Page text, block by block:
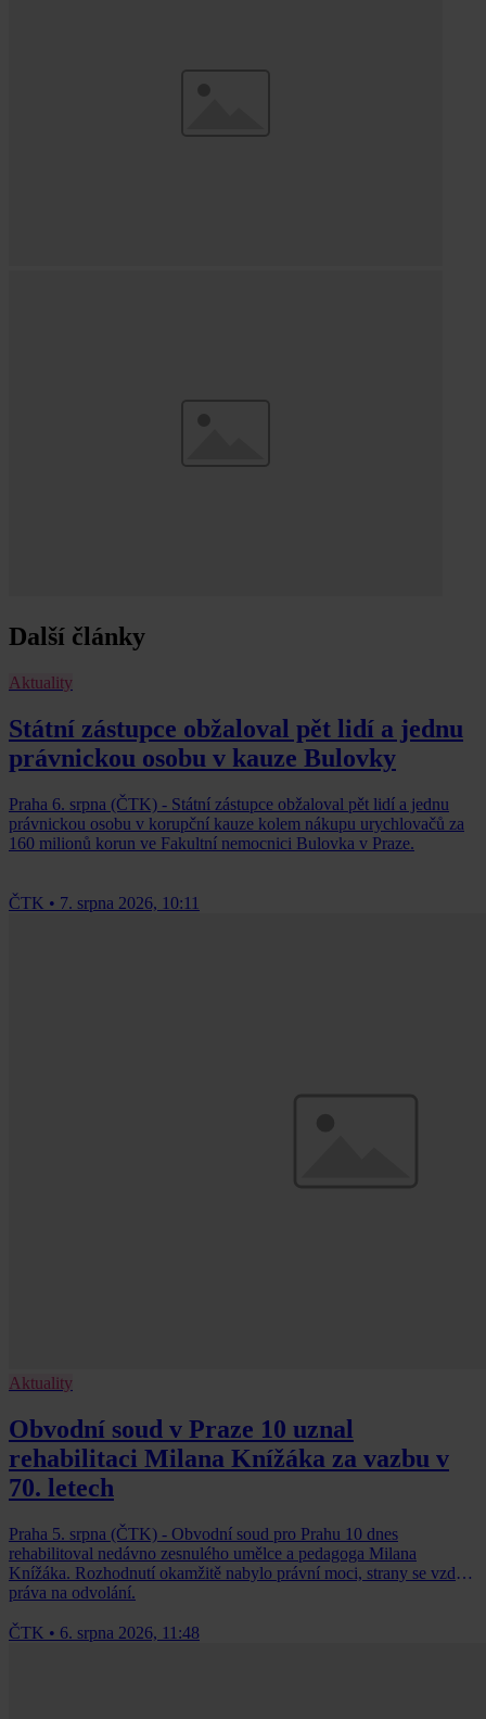
Další články
Aktuality
Státní zástupce obžaloval pět lidí a jednu
právnickou osobu v kauze Bulovky
Praha 6. srpna (ČTK) - Státní zástupce obžaloval pět lidí a jednu
právnickou osobu v korupční kauze kolem nákupu urychlovačů za
160 milionů korun ve Fakultní nemocnici Bulovka v Praze.
ČTK • 7. srpna 2026, 10:11
Aktuality
Obvodní soud v Praze 10 uznal
rehabilitaci Milana Knížáka za vazbu v
70. letech
Praha 5. srpna (ČTK) - Obvodní soud pro Prahu 10 dnes
rehabilitoval nedávno zesnulého umělce a pedagoga Milana
Knížáka. Rozhodnutí okamžitě nabylo právní moci, strany se vzdaly
práva na odvolání.
ČTK • 6. srpna 2026, 11:48